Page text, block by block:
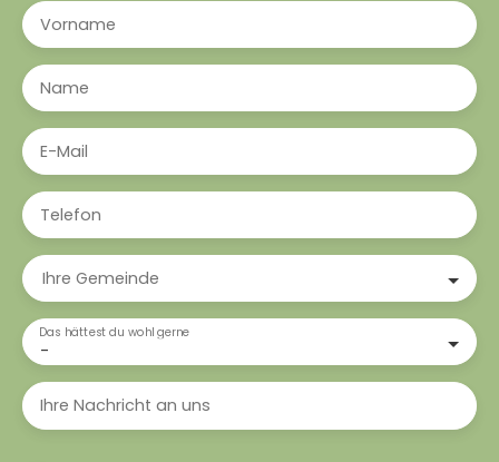
Vorname
Name
E-Mail
Telefon
Ihre Gemeinde
-
Das hättest du wohl gerne
Ihre Nachricht an uns